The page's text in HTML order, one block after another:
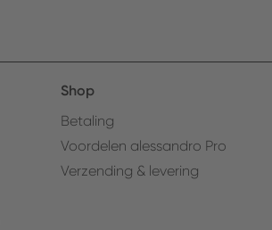
Shop
Betaling
Voordelen alessandro Pro
Verzending & levering